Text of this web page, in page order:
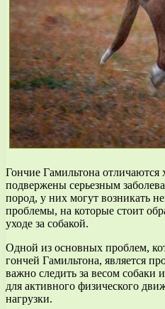
Гончие Гамильтона
подвержены серьезным
пород, у них могут возникать
проблемы, на которые стоит
уходе за собакой.
Одной из основных проблем,
гончей Гамильтона, является
важно следить за весом собаки
для активного физического
нагрузки.